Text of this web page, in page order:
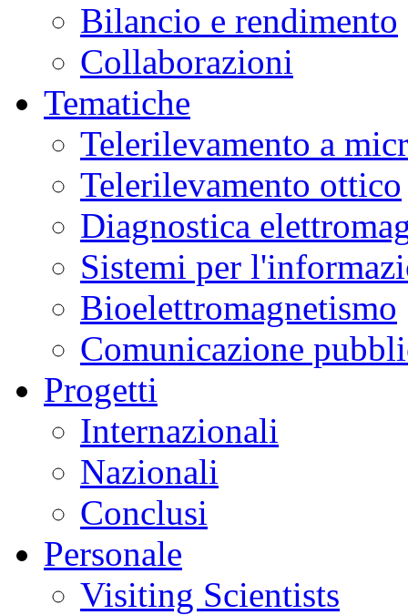
Bilancio e rendimento
Collaborazioni
Tematiche
Telerilevamento a
Telerilevamento ottico
Diagnostica
Sistemi per
Bioelettromagnetismo
Comunicazione
Progetti
Internazionali
Nazionali
Conclusi
Personale
Visiting Scientists